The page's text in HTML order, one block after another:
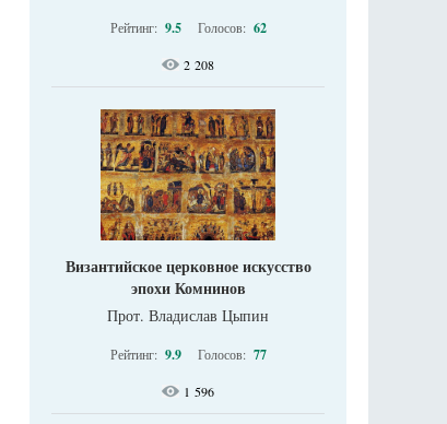
Рейтинг: 9.5 Голосов: 62
2 208
Византийское церковное искусство
эпохи Комнинов
Прот. Владислав Цыпин
Рейтинг: 9.9 Голосов: 77
1 596